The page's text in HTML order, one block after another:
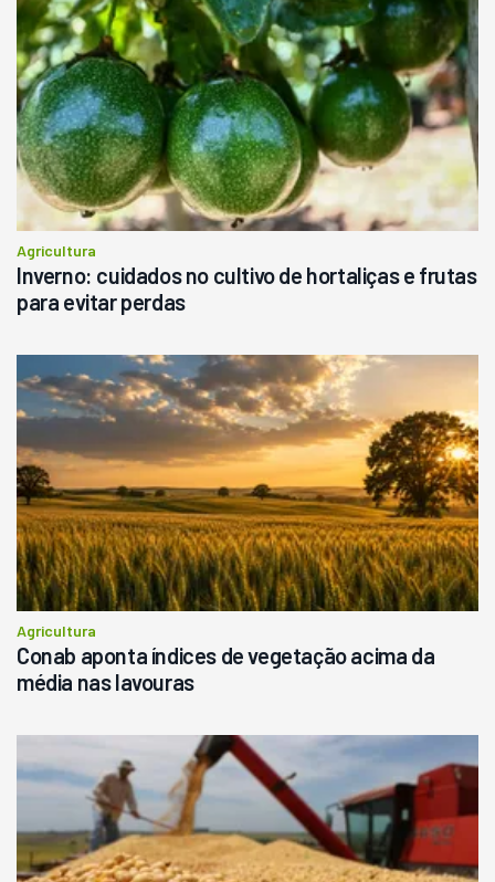
R$ 145.000
Consultar
Agricultura
Inverno: cuidados no cultivo de hortaliças e frutas
para evitar perdas
Agricultura
Conab aponta índices de vegetação acima da
média nas lavouras